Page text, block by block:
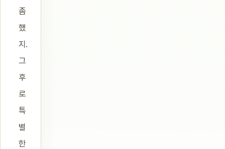
좀
했
지.
그
후
로
특
별
한